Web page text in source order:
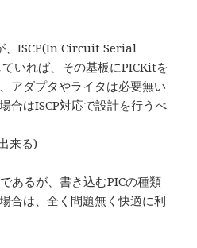
、ISCP(In Circuit Serial
いれば、その基板にPICKitを
アダプタやライタは必要無い
合はISCP対応で設計を行うべ
来る)
あるが、書き込むPICの種類
合は、全く問題無く快適に利